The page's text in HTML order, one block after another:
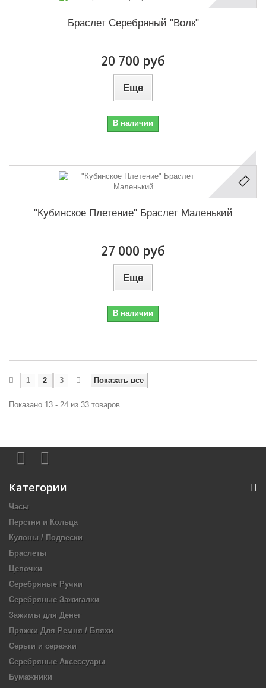
Браслет Серебряный "Волк"
20 700 руб
Еще
В наличии
"Кубинское Плетение" Браслет Маленький
27 000 руб
Еще
В наличии
Показать все
1 2 3
Показано 13 - 24 из 33 товаров
Категории
Часы
Перстни и Кольца
Кулоны / Подвески
Браслеты
Цепочки
Серебряные Ручки
Серебряные Зажигалки
Зажимы для Денег
Пряжки Для Ремня / Бляхи
Серьги и сережки
Серебряные Аксессуары
Бумажники